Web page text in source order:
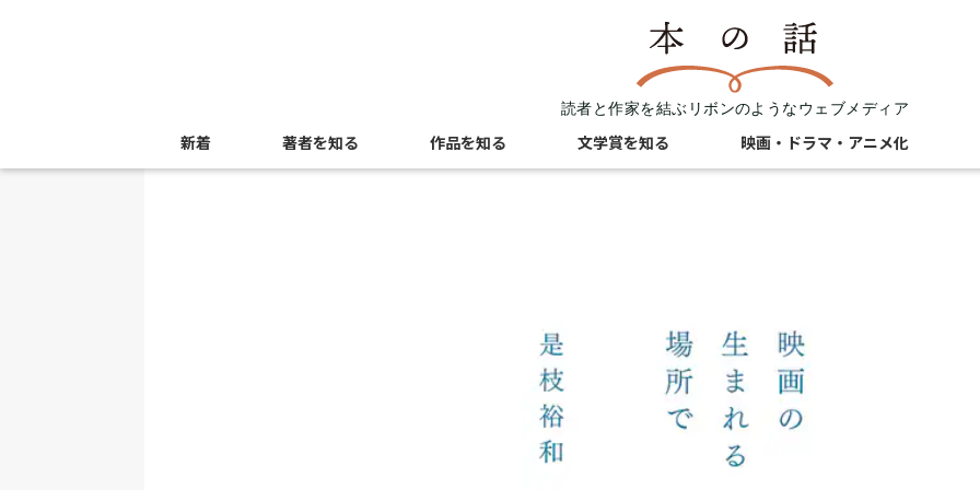
読者と作家を結ぶリボンのようなウェブメディア
新着 著者を知る 作品を知る 文学賞を知る 映画・ドラマ・アニメ化